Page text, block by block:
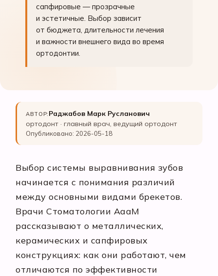
сапфировые — прозрачные
и эстетичные. Выбор зависит
от бюджета, длительности лечения
и важности внешнего вида во время
ортодонтии.
АВТОР: Раджабов Марк Русланович
ортодонт · главный врач, ведущий ортодонт
Опубликовано: 2026-05-18
Выбор системы выравнивания зубов
начинается с понимания различий
между основными видами брекетов.
Врачи Стоматологии АааМ
рассказывают о металлических,
керамических и сапфировых
конструкциях: как они работают, чем
отличаются по эффективности